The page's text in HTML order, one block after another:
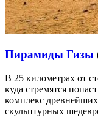
Пирамиды Гизы
В 25 километрах от
куда стремятся
комплекс
скульптурных